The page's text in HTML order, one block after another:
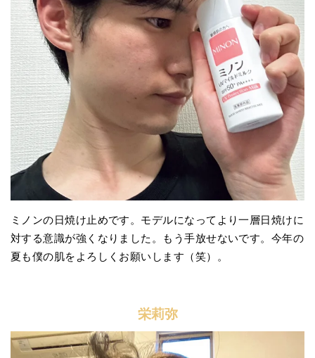
ミノンの日焼け止めです。モデルになってより一層日焼けに
対する意識が強くなりました。もう手放せないです。今年の
夏も僕の肌をよろしくお願いします（笑）。
栄莉弥